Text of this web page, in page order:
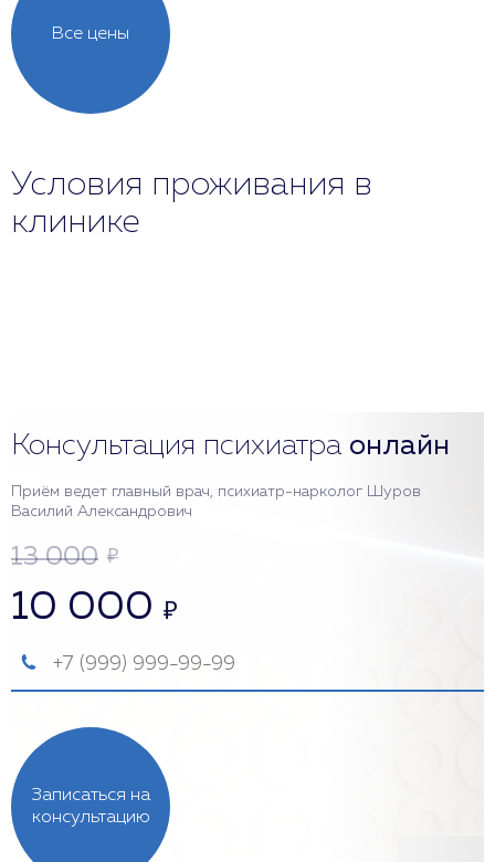
Все цены
Условия проживания в
клинике
Консультация психиатра онлайн
Приём ведет главный врач, психиатр-нарколог Шуров
Василий Александрович
13 000 ₽
10 000 ₽
Записаться на
консультацию